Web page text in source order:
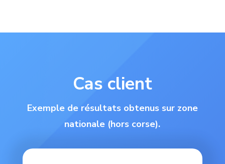
Cas client
Exemple de résultats obtenus sur zone
nationale (hors corse).